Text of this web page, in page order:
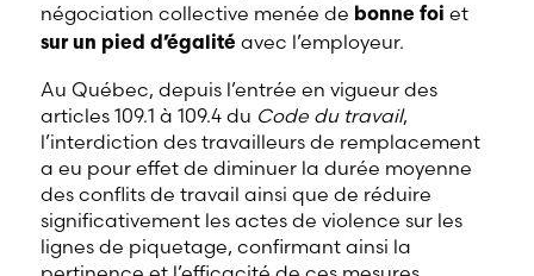
négociation collective menée de bonne foi et
sur un pied d’égalité avec l’employeur.
Au Québec, depuis l’entrée en vigueur des
articles 109.1 à 109.4 du Code du travail,
l’interdiction des travailleurs de remplacement
a eu pour effet de diminuer la durée moyenne
des conflits de travail ainsi que de réduire
significativement les actes de violence sur les
lignes de piquetage, confirmant ainsi la